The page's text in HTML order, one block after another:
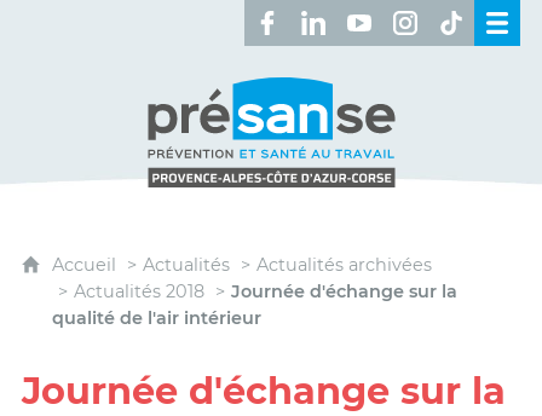
Retrouvez-nous sur Facebook
Retrouvez-nous sur
Retrouvez-nous sur
Retrouvez-
Accueil Actualités
Actualités archivées
Actualités 2018
Journée d'échange sur la
qualité de l'air intérieur
Journée d'échange sur la